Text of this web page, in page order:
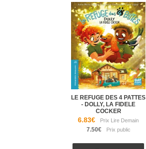
LE REFUGE DES 4 PATTES
- DOLLY, LA FIDELE
COCKER
6.83€
7.50€